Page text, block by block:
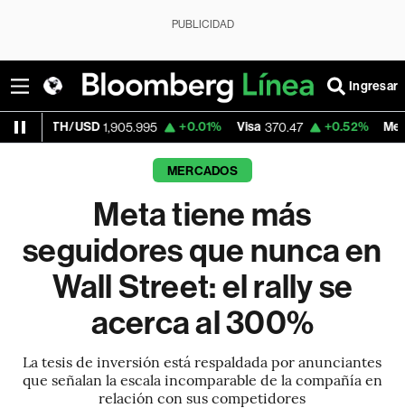
PUBLICIDAD
Ingresar
1,905.995 +0.01% Visa 370.47 +0.52% MercadoLibre
MERCADOS
Meta tiene más
seguidores que nunca en
Wall Street: el rally se
acerca al 300%
La tesis de inversión está respaldada por anunciantes
que señalan la escala incomparable de la compañía en
relación con sus competidores